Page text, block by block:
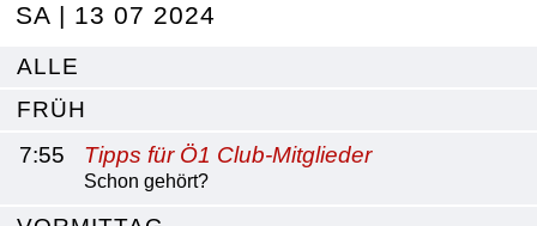
SA | 13 07 2024
ALLE
FRÜH
7:55
Tipps für Ö1 Club-Mitglieder
Schon gehört?